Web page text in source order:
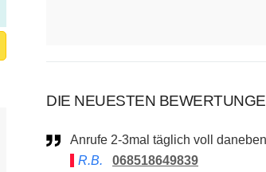
DIE NEUESTEN
Anrufe 2-3mal täglich voll
R.B.
068518649839